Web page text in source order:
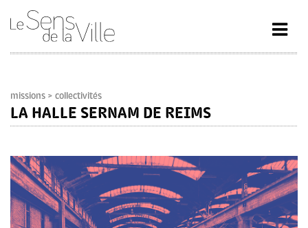
missions > collectivités
LA HALLE SERNAM DE REIMS